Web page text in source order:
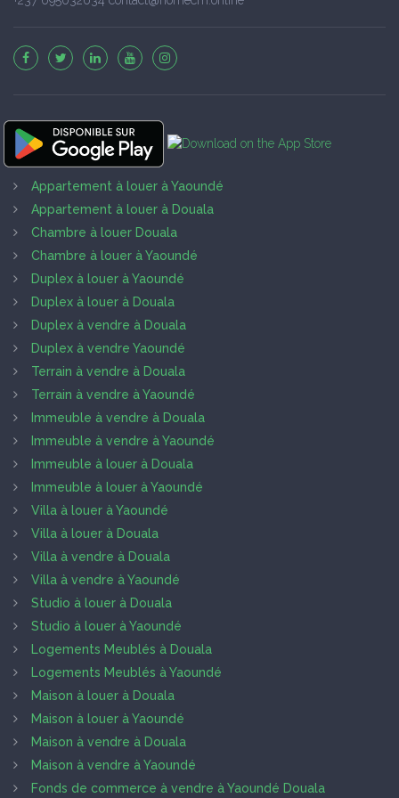
Appartement à louer à Yaoundé
Appartement à louer à Douala
Chambre à louer Douala
Chambre à louer à Yaoundé
Duplex à louer à Yaoundé
Duplex à louer à Douala
Duplex à vendre à Douala
Duplex à vendre Yaoundé
Terrain à vendre à Douala
Terrain à vendre à Yaoundé
Immeuble à vendre à Douala
Immeuble à vendre à Yaoundé
Immeuble à louer à Douala
Immeuble à louer à Yaoundé
Villa à louer à Yaoundé
Villa à louer à Douala
Villa à vendre à Douala
Villa à vendre à Yaoundé
Studio à louer à Douala
Studio à louer à Yaoundé
Logements Meublés à Douala
Logements Meublés à Yaoundé
Maison à louer à Douala
Maison à louer à Yaoundé
Maison à vendre à Douala
Maison à vendre à Yaoundé
Fonds de commerce à vendre à Yaoundé Douala